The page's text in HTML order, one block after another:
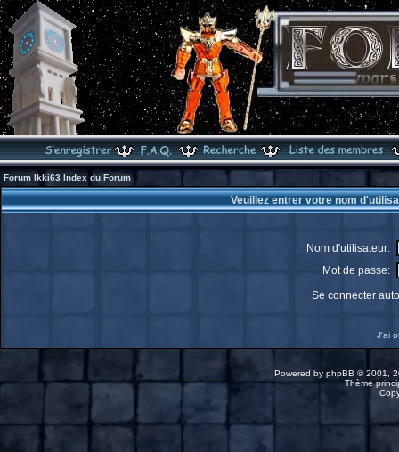
Forum Ikki63 Index du Forum
Veuillez entrer votre nom
Nom d'utilisateur:
Mot de passe:
Se connecter
J'ai
Powered by phpBB © 2001,
Thème